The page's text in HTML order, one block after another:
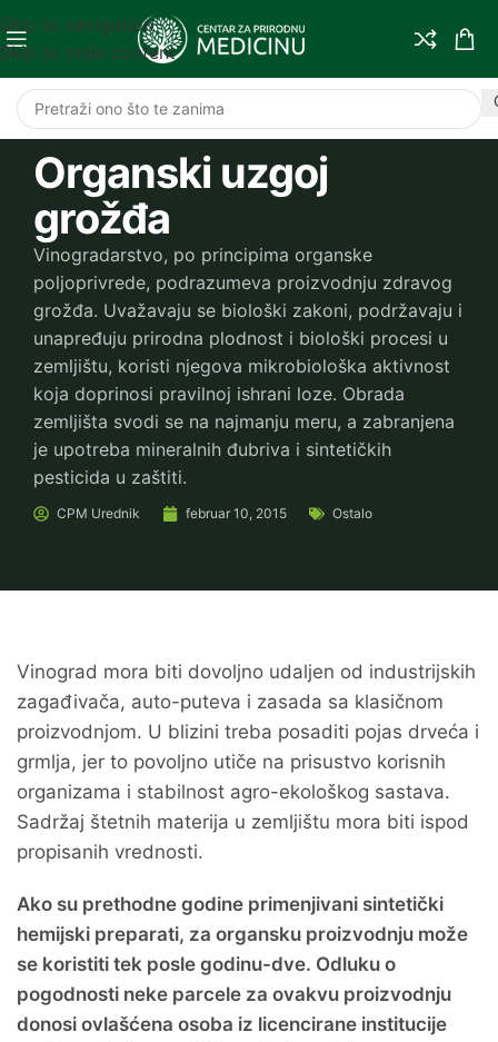
Skip to navigation
Skip to main content
Organski uzgoj
grožđa
Vinogradarstvo, po principima organske
poljoprivrede, podrazumeva proizvodnju zdravog
grožđa. Uvažavaju se biološki zakoni, podržavaju i
unapređuju prirodna plodnost i biološki procesi u
zemljištu, koristi njegova mikrobiološka aktivnost
koja doprinosi pravilnoj ishrani loze. Obrada
zemljišta svodi se na najmanju meru, a zabranjena
je upotreba mineralnih đubriva i sintetičkih
pesticida u zaštiti.
CPM Urednik februar 10, 2015 Ostalo
Vinograd mora biti dovoljno udaljen od industrijskih
zagađivača, auto-puteva i zasada sa klasičnom
proizvodnjom. U blizini treba posaditi pojas drveća i
grmlja, jer to povoljno utiče na prisustvo korisnih
organizama i stabilnost agro-ekološkog sastava.
Sadržaj štetnih materija u zemljištu mora biti ispod
propisanih vrednosti.
Ako su prethodne godine primenjivani sintetički
hemijski preparati, za organsku proizvodnju može
se koristiti tek posle godinu-dve. Odluku o
pogodnosti neke parcele za ovakvu proizvodnju
donosi ovlašćena osoba iz licencirane institucije